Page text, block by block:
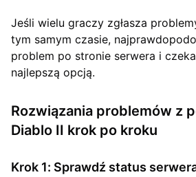
Jeśli wielu graczy zgłasza
tym samym czasie,
problem po stronie serwera i
najlepszą opcją.
Rozwiązania problemów z
Diablo II krok po kroku
Krok 1: Sprawdź status